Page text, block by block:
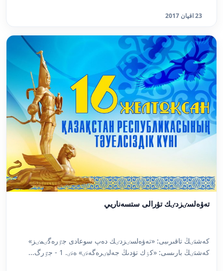
23 اقپان 2017
تەۋەلسٸزدٸك تۋرالى ستسەناريي
كەشتٸڭ تاقىرىبى: «تەۋەلسٸزدٸك دەپ سوعادى جٷرەگٸمٸز»
كەشتٸڭ بارىسى: «كٶك تۋدىڭ جەلبٸرەگەنٸ» ەنٸ. 1 - جٷرگ...